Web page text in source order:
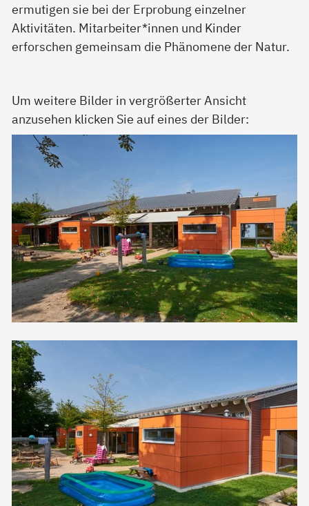
ermutigen sie bei der Erprobung einzelner
Aktivitäten. Mitarbeiter*innen und Kinder
erforschen gemeinsam die Phänomene der Natur.
Um weitere Bilder in vergrößerter Ansicht
anzusehen klicken Sie auf eines der Bilder: